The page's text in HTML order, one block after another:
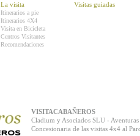
La visita
Itinerarios a pie
Itinerarios 4X4
Visita en Bicicleta
Centros Visitantes
Recomendaciones
Visitas guiadas
VISITACABAÑEROS
Cladium y Asociados SLU -
Concesionaria de las visitas 4x4 al